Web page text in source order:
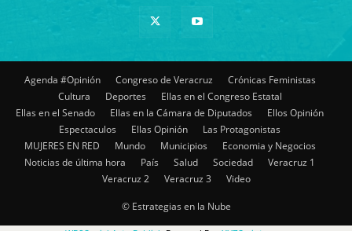
Agenda #Opinión Congreso de Veracruz
Crónicas Feministas
Cultura
Deportes
Ellas en el Congreso Estatal
Ellas en el Senado
Ellas en la Cámara de Diputados
Ellos Opinión
Espectaculos
Ellas Opinión
Las Protagonistas
MUJERES EN RED
Mundo Municipios
Economia y Negocios
Noticias de última hora
País Salud Sociedad
Veracruz 1
Veracruz 2
Veracruz 3 Video
© Estrategias en la Nube